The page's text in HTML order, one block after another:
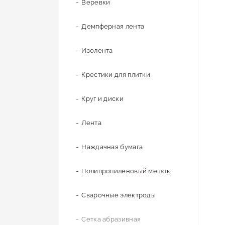
Аэраторы кровельные
Вилка электрическая
Удлинители
Рамки
Материалы для прокладки кабеля
Труба водогазопроводная (ВГП)
Труба электросварная
Шестигранник
Проволока
Шурупы
Болты
Гайки
Шпильки резьбовые
Шайба
Веревки
Демпферная лента
Изолента
Крестики для плитки
Круг и диски
Лента
Наждачная бумага
Полипропиленовый мешок
Сварочные электроды
Сетка абразивная